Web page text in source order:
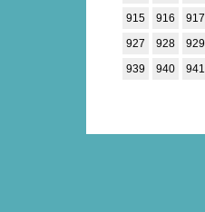
915
916 917
927
928 929
939
940 941